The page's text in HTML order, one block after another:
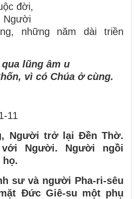
đời,
Người
những năm dài triền
lũng âm u
vì có Chúa ở cùng.
11
Người trở lại Đền Thờ.
Người. Người ngồi
họ.
sư và người Pha-ri-sêu
Đức Giê-su một phụ